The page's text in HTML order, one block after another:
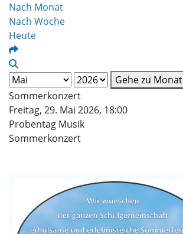
Nach Monat
Nach Woche
Heute
Gehe zu Monat
Sommerkonzert
Freitag, 29. Mai 2026, 18:00
Probentag Musik
Sommerkonzert